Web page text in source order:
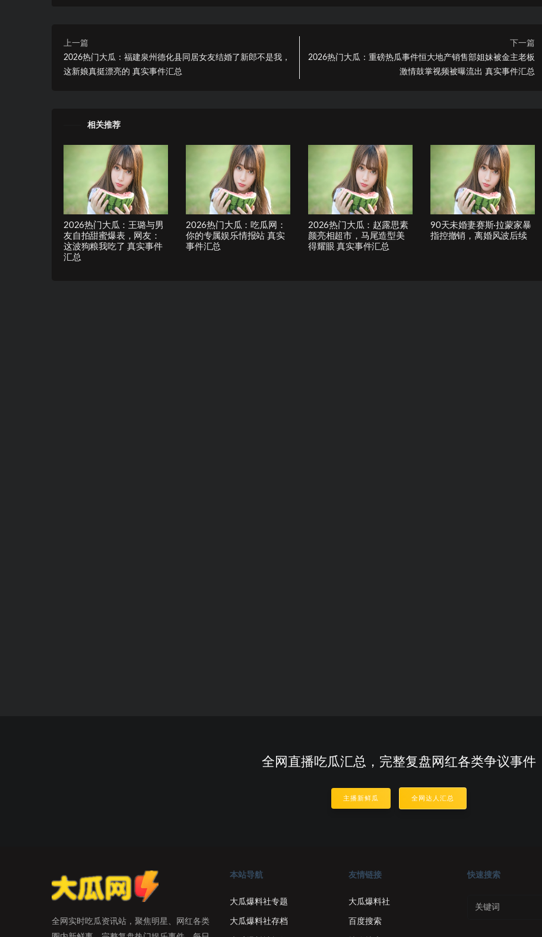
上一篇
2026热门大瓜：福建泉州德化县同居女友结婚了新郎不是我，
这新娘真挺漂亮的 真实事件汇总
下一篇
2026热门大瓜：重磅热瓜事件恒大地产销售部姐妹被金主老板
激情鼓掌视频被曝流出 真实事件汇总
相关推荐
2026热门大瓜：王璐与男
友自拍甜蜜爆表，网友：
这波狗粮我吃了 真实事件
汇总
2026热门大瓜：吃瓜网：
你的专属娱乐情报站 真实
事件汇总
2026热门大瓜：赵露思素
颜亮相超市，马尾造型美
得耀眼 真实事件汇总
90天未婚妻赛斯·拉蒙家暴
指控撤销，离婚风波后续
全网直播吃瓜汇总，完整复盘网红各类争议事件
主播新鲜瓜 全网达人汇总
全网实时吃瓜资讯站，聚焦明星、网红各类
本站导航
大瓜爆料社专题
大瓜爆料社存档
友情链接
大瓜爆料社
百度搜索
快速搜索